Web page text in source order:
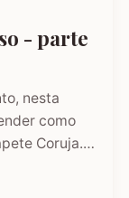
- parte
nesta
como
Coruja.
a
Caso você